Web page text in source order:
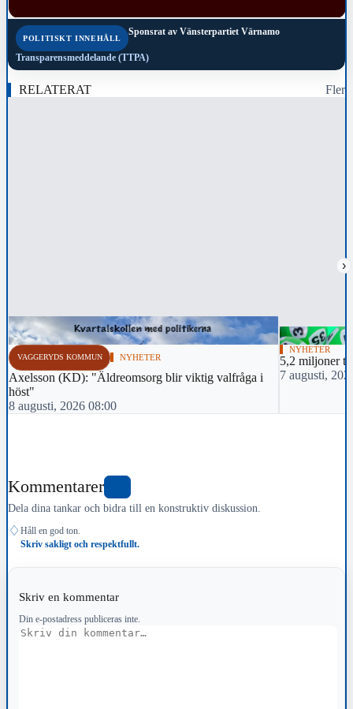
POLITISKT INNEHÅLL
Sponsrat av Vänsterpartiet Värnamo
Transparensmeddelande (TTPA)
RELATERAT Fler
›
VAGGERYDS KOMMUN NYHETER
Axelsson (KD): "Äldreomsorg blir viktig valfråga i
höst"
8 augusti, 2026 08:00
NYHETER
5,2 miljoner
7 augusti,
Kommentarer
Dela dina tankar och bidra till en konstruktiv diskussion.
♢ Håll en god ton.
Skriv sakligt och respektfullt.
Skriv en kommentar
Din e-postadress publiceras inte.
Kommentar